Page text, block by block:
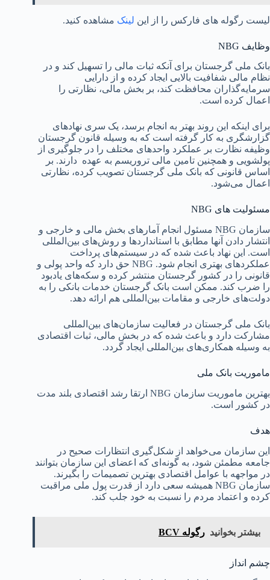
لیست رگوله های فارکس را از این لینک مشاهده کنید.
وظایف NBG
بانک ملی گرجستان برای آنکه ثبات مالی را تسهیل کند و در
نظام مالی شفافیت بالایی ایجاد کرده و از دارایی
سرمایه‌گذاران محافظت کند، بر بخش مالی، نظارتی را
اعمال کرده است.
برای اینکه این روند بهتر به انجام برسد، یک سری نهادهای
گزارشگری به کار گرفته است که به وسیله قانون گرجستان
وظیفه نظارت بر عملکرد واحدهای مختلف را در جلوگیری از
پولشویی و همچنین تامین مالی تروریسم به عهده دارند. بر
اساس قانونی که بانک ملی گرجستان تصویب کرده، نظارتی
اعمال می‌شود.
مسئولیت های NBG
سازمان NBG مسئول انجام آمارهای بخش مالی و خارجی و
انتشار دادن آنها مطابق با استانداردها و روش‌های بین‌المللی
است. این نهاد باعث شده که در سیستم‌های پرداخت
عملکردهای بهتری انجام شود. NBG حق دارد که واحد پولی و
قانونی را در کشور گرجستان منتشر کرده و سکه‌های یادبود
را ضرب کند. ممکن است بانک گرجستان خدمات بانکی را به
دولت‌های خارجی و مقامات بین‌المللی هم ارائه دهد.
بانک ملی گرجستان در فعالیت سازمان‌های بین‌المللی
مشارکت دارد و باعث شده که در بخش مالی، ثبات اقتصادی
به وسیله همکاری‌های بین‌المللی ایجاد گردد.
ماموریت بانک ملی
بهترین ماموریت سازمان NBG ارتقا رشد اقتصادی بلند مدت
در کشور است.
هدف
این سازمان می‌خواهد از شکل‌گیری انتظارات صحیح در
جامعه مطمئن شود، به گونه‌ای که اعضای این سازمان بتوانند
در مواجهه با عوامل اقتصادی بهترین تصمیمات را بگیرند.
سازمان NBG همیشه سعی دارد از قدرت پول ملی مراقبت
کرده و اعتماد مردم را نسبت به خود جلب کند.
بیشتر بخوانید رگوله BCV
چشم انداز